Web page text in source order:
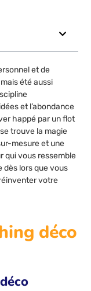
et de
été aussi
et l’abondance
happé par un flot
trouve la magie
mesure et une
qui vous ressemble
lors que vous
votre
déco